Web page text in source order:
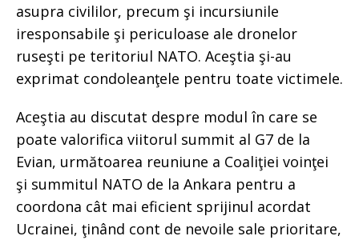
asupra civililor, precum şi incursiunile
iresponsabile şi periculoase ale dronelor
ruseşti pe teritoriul NATO. Aceştia şi-au
exprimat condoleanţele pentru toate victimele.
Aceştia au discutat despre modul în care se
poate valorifica viitorul summit al G7 de la
Evian, următoarea reuniune a Coaliţiei voinţei
şi summitul NATO de la Ankara pentru a
coordona cât mai eficient sprijinul acordat
Ucrainei, ţinând cont de nevoile sale prioritare,